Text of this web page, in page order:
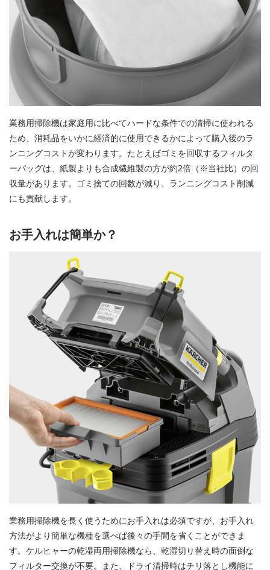
業務用掃除機は家庭用に比べてハードな条件での清掃に使われる
ため、消耗品をいかに経済的に使用できるかによって購入後のラ
ンニングコストが変わります。たとえばゴミを回収するフィルタ
ーバッグは、紙製よりも合成繊維製の方が約2倍（※当社比）の回
収量があります。ゴミ捨ての回数が減り、ランニングコスト削減
にも貢献します。
お手入れは簡単か？
業務用掃除機を長く使うためにお手入れは必須ですが、お手入れ
方法がより簡単な機種を選べば後々の手間を省くことができま
す。ケルヒャーの乾湿両用掃除機なら、乾湿切り替え時の面倒な
フィルター交換が不要。また、ドライ清掃時はチリ落とし機能に